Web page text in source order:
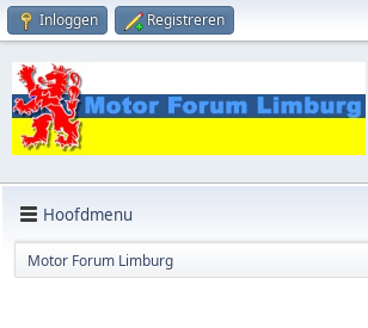
Inloggen Registreren
Hoofdmenu
Motor Forum Limburg